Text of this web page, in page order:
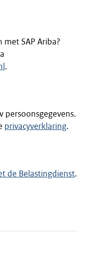
SAP Ariba?
.
persoonsgegevens.
privacyverklaring.
de Belastingdienst.